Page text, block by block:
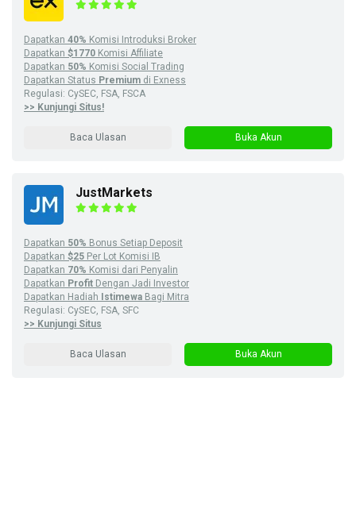
Dapatkan 40% Komisi Introduksi Broker
Dapatkan $1770 Komisi Affiliate
Dapatkan 50% Komisi Social Trading
Dapatkan Status Premium di Exness
Regulasi: CySEC, FSA, FSCA
>> Kunjungi Situs!
Baca Ulasan Buka Akun
JustMarkets
Dapatkan 50% Bonus Setiap Deposit
Dapatkan $25 Per Lot Komisi IB
Dapatkan 70% Komisi dari Penyalin
Dapatkan Profit Dengan Jadi Investor
Dapatkan Hadiah
Istimewa Bagi Mitra
Regulasi: CySEC, FSA, SFC
>> Kunjungi Situs
Baca Ulasan Buka Akun